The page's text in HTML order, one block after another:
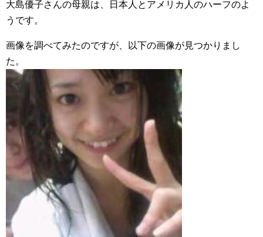
大島優子さんの母親は、日本人とアメリカ人のハーフのよ
うです。
画像を調べてみたのですが、以下の画像が見つかりまし
た。